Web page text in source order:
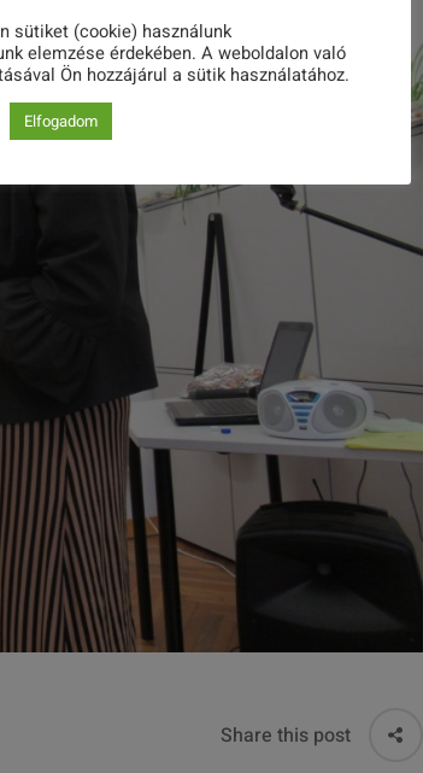
Share this post
sütiket (cookie) használunk
elemzése érdekében. A weboldalon való
Ön hozzájárul a sütik használatához.
Elfogadom